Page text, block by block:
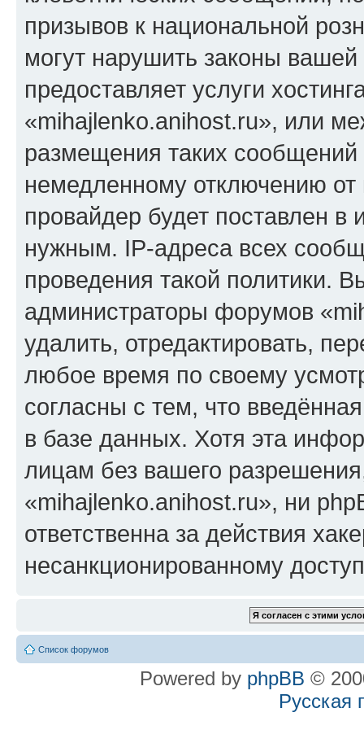
призывов к национальной
могут нарушить законы
предоставляет услуги
«mihajlenko.anihost.ru», или
размещения таких
немедленному отключению
провайдер будет поставлен в
нужным. IP-адреса всех
проведения такой политики.
администраторы форумов
удалить, отредактировать,
любое время по своему
согласны с тем, что
в базе данных. Хотя эта
лицам без вашего
«mihajlenko.anihost.ru», ни
ответственна за действия
несанкционированному
Список форумов
Powered by phpBB ©
Русская